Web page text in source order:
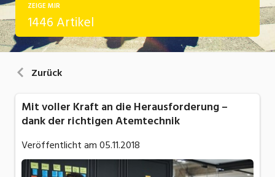
Arbeit
Ausbildung / Weiterbildung
ZEIGE MIR
1446 Artikel
Zurück
Mit voller Kraft an die Herausforderung –
dank der richtigen Atemtechnik
Veröffentlicht am05.11.2018